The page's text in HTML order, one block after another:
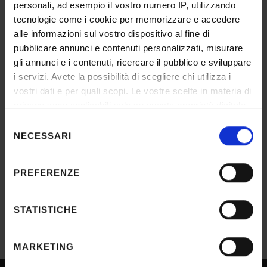
personali, ad esempio il vostro numero IP, utilizzando
tecnologie come i cookie per memorizzare e accedere
alle informazioni sul vostro dispositivo al fine di
pubblicare annunci e contenuti personalizzati, misurare
gli annunci e i contenuti, ricercare il pubblico e sviluppare
i servizi. Avete la possibilità di scegliere chi utilizza i
vostri dati e per quali scopi. Le vostre scelte in materia di
modificare o revocare il proprio consenso in qualsiasi
momento dalla Dichiarazione sui cookie o facendo clic
raccogliere informazioni sulla tua posizione
geografica, con un'approssimazione di qualche
Identificare il tuo dispositivo, scansionandolo
delNECESSARI
PREFERENZE
STATISTICHE
MARKETING
IT | 279Kb
Affidamento incarichi e approvazione
contratti
IT | 242Kb
2° decreto di affidamento incarichi e